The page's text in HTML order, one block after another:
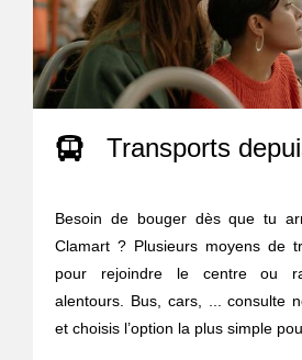
Transports
Besoin de bouger dès que tu
Clamart ? Plusieurs moyens de
pour rejoindre le centre ou
alentours. Bus, cars, ... consulte
et choisis l’option la plus simple